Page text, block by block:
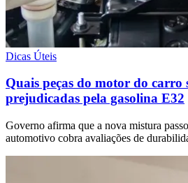
Dicas Úteis
Quais peças do motor do carro
prejudicadas pela gasolina E32
Governo afirma que a nova mistura
automotivo cobra avaliações de